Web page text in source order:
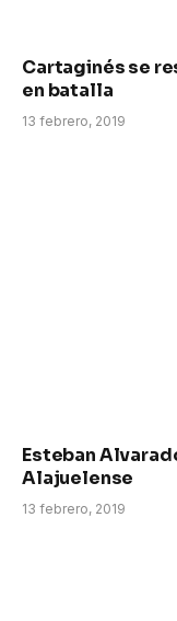
Cartaginés se
en batalla
13 febrero, 2019
Esteban
Alajuelense
13 febrero, 2019